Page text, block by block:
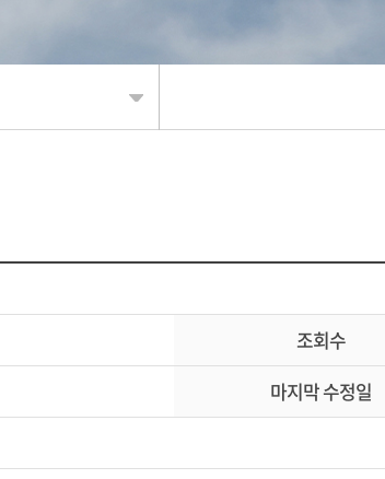
조회수
마지막 수정일